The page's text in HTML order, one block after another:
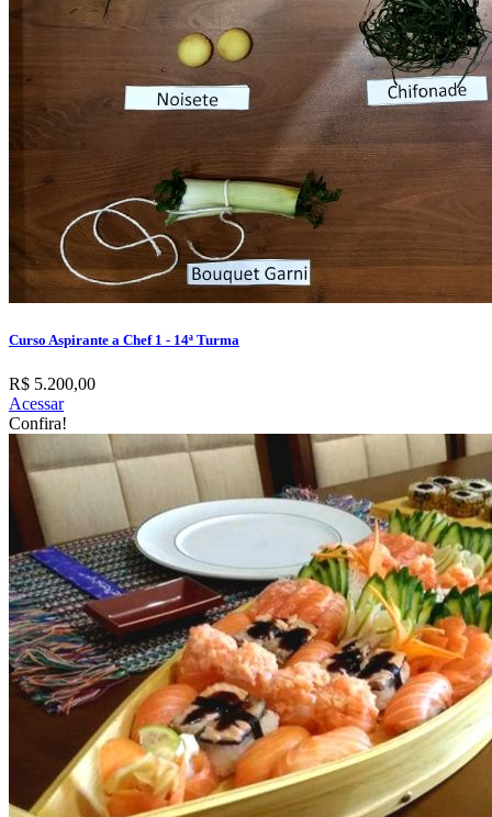
Curso Aspirante a Chef 1 - 14ª Turma
R$ 5.200,00
Acessar
Confira!